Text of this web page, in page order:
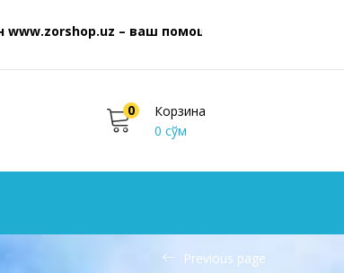
– ваш помощник для покупок
0
Корзина
0 сўм
Previous page